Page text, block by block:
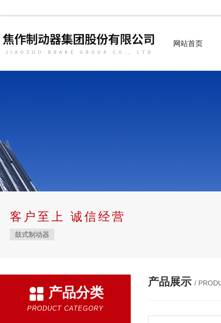
网站首页
客户至上 诚信经营
鼓式制动器
产品分类
PRODUCT CATEGORY
产品展示 /